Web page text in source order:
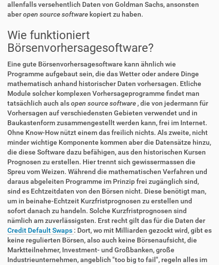
allenfalls versehentlich Daten von Goldman Sachs, ansonsten
aberopen source software kopiert zu haben.
Wie funktioniert
Börsenvorhersagesoftware?
Eine gute Börsenvorhersagesoftware kann ähnlich wie
Programme aufgebaut sein, die das Wetter oder andere Dinge
mathematisch anhand historischer Daten vorhersagen. Etliche
Module solcher komplexen Vorhersageprogramme findet man
tatsächlich auch alsopen source software , die von jedermann für
Vorhersagen auf verschiedensten Gebieten verwendet und in
Baukastenform zusammengestellt werden kann, frei im Internet.
Ohne Know-How nützt einem das freilich nichts. Als zweite, nicht
minder wichtige Komponente kommen aber die Datensätze hinzu,
die diese Software dazu befähigen, aus den historischen Kursen
Prognosen zu erstellen. Hier trennt sich gewissermassen die
Spreu vom Weizen. Während die mathematischen Verfahren und
daraus abgeleiten Programme im Prinzip frei zugänglich sind,
sind es Echtzeitdaten von den Börsen nicht. Diese benötigt man,
um in beinahe-Echtzeit Kurzfristprognosen zu erstellen und
sofort danach zu handeln. Solche Kurzfristprognosen sind
nämlich am zuverlässigsten. Erst recht gilt das für die Daten der
Credit Default Swaps : Dort, wo mit Milliarden gezockt wird, gibt es
keine regulierten Börsen, also auch keine Börsenaufsicht, die
Marktteilnehmer, Investment- und Großbanken, große
Industrieunternehmen, angeblich "too big to fail", regeln alles im